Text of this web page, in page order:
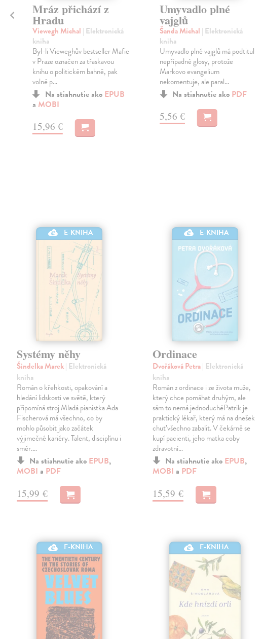
Mráz přichází z
Hradu
Viewegh Michal | Elektronická
kniha
Byl-li Vieweghův bestseller Mafie
v Praze označen za třaskavou
knihu o politickém bahně, pak
volné p...
Na stiahnutie ako EPUB
a MOBI
15,96 €
Umyvadlo plné
vajglů
Šanda Michal | Elektronická
kniha
Umyvadlo plné vajglů má podtitul
nepřípadné glosy, protože
Markovo evangelium
nekomentuje, ale paral...
Na stiahnutie ako PDF
5,56 €
E-KNIHA
Systémy něhy
Šindelka Marek| Elektronická
kniha
Román o křehkosti, opakování a
hledání lidskosti ve světě, který
připomíná stroj Mladá pianistka Ada
Fischerová má všechno, co by
mohlo působit jako začátek
výjimečné kariéry. Talent, disciplínu i
směr.…
Na stiahnutie ako EPUB,
MOBI a PDF
15,99 €
E-KNIHA
Ordinace
Dvořáková Petra| Elektronická
kniha
Román z ordinace i ze života muže,
který chce pomáhat druhým, ale
sám to nemá jednoduchéPatrik je
praktický lékař, který má na dnešek
chuť všechno zabalit. V čekárně se
kupí pacienti, jeho matka coby
zdravotní…
Na stiahnutie ako EPUB,
MOBI a PDF
15,59 €
E-KNIHA E-KNIHA